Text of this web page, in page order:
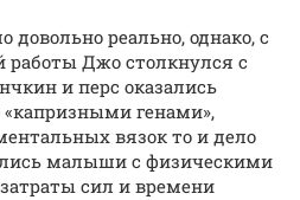
довольно реально, однако, с
работы Джо столкнулся с
и перс оказались
генами»,
вязок то и дело
малыши с физическими
сил и времени